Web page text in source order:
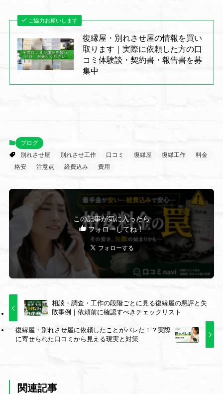
ご協力お願いします
復縁屋・別れさせ屋の情報を買い
取ります｜実際に依頼した方の口
コミ体験談・契約書・報告書を募
集中
ブログ
別れさせ屋
別れさせ工作 口コミ 復縁屋 復縁工作
料金
格安
注意点 経費込み 費用
この記事が気に入ったら
フォローしてね！
相談・調査・工作の段階ごとに見る復縁屋の悪評と失
敗事例｜依頼前に確認すべきチェックリスト
復縁屋・別れさせ屋に依頼したことがバレた！？実際
に寄せられた口コミから見える現実と対策
関連記事